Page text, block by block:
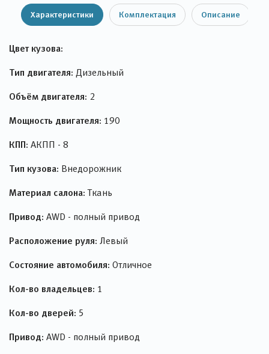
Характеристики Комплектация Описание
Цвет кузова:
Тип двигателя: Дизельный
Объём двигателя: 2
Мощность двигателя: 190
КПП: АКПП - 8
Тип кузова: Внедорожник
Материал салона: Ткань
Привод: AWD - полный привод
Расположение руля: Левый
Состояние автомобиля: Отличное
Кол-во владельцев: 1
Кол-во дверей: 5
Привод: AWD - полный привод